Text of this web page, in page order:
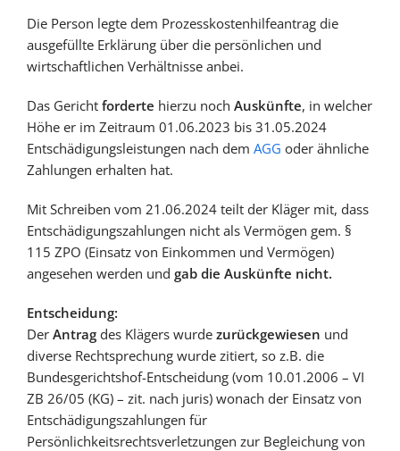
Die Person legte dem Prozesskostenhilfeantrag die
ausgefüllte Erklärung über die persönlichen und
wirtschaftlichen Verhältnisse anbei.
Das Gericht forderte hierzu noch Auskünfte, in welcher
Höhe er im Zeitraum 01.06.2023 bis 31.05.2024
Entschädigungsleistungen nach dem AGG oder ähnliche
Zahlungen erhalten hat.
Mit Schreiben vom 21.06.2024 teilt der Kläger mit, dass
Entschädigungszahlungen nicht als Vermögen gem. §
115 ZPO (Einsatz von Einkommen und Vermögen)
angesehen werden und gab die Auskünfte nicht.
Entscheidung:
Der Antrag des Klägers wurde zurückgewiesen und
diverse Rechtsprechung wurde zitiert, so z.B. die
Bundesgerichtshof-Entscheidung (vom 10.01.2006 – VI
ZB 26/05 (KG) – zit. nach juris) wonach der Einsatz von
Entschädigungszahlungen für
Persönlichkeitsrechtsverletzungen zur Begleichung von